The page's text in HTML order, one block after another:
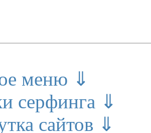
меню ⇓
серфинга ⇓
сайтов ⇓